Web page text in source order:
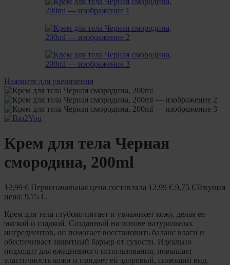
Нажмите для увеличения
Крем для тела Черная
смородина, 200ml
12,99€ Первоначальная цена составляла 12,99 €.9,75 €Текущая
цена: 9,75 €.
Крем для тела глубоко питает и увлажняет кожу, делая ее
мягкой и гладкой. Созданный на основе натуральных
ингредиентов, он помогает восстановить баланс влаги и
обеспечивает защитный барьер от сухости. Идеально
подходит для ежедневного использования, повышает
эластичность кожи и придает ей здоровый, сияющий вид.